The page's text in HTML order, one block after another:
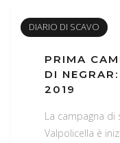
DIARIO DI SCAVO
PRIMA
DI
2019
La campagna di
Valpolicella è